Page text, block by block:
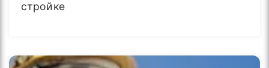
стройке